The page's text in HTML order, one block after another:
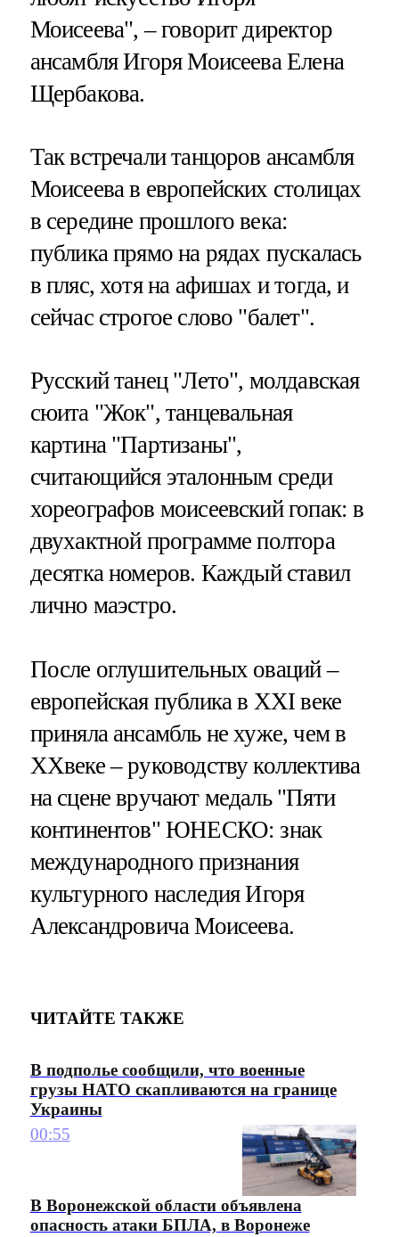
Моисеева", – говорит директор
ансамбля Игоря Моисеева Елена
Щербакова.
Так встречали танцоров ансамбля
Моисеева в европейских столицах
в середине прошлого века:
публика прямо на рядах пускалась
в пляс, хотя на афишах и тогда, и
сейчас строгое слово "балет".
Русский танец "Лето", молдавская
сюита "Жок", танцевальная
картина "Партизаны",
считающийся эталонным среди
хореографов моисеевский гопак: в
двухактной программе полтора
десятка номеров. Каждый ставил
лично маэстро.
После оглушительных оваций –
европейская публика в XXI веке
приняла ансамбль не хуже, чем в
XXвеке – руководству коллектива
на сцене вручают медаль "Пяти
континентов" ЮНЕСКО: знак
международного признания
культурного наследия Игоря
Александровича Моисеева.
ЧИТАЙТЕ ТАКЖЕ
В подполье сообщили, что военные
грузы НАТО скапливаются на границе
Украины
00:55
В Воронежской области объявлена
опасность атаки БПЛА, в Воронеже